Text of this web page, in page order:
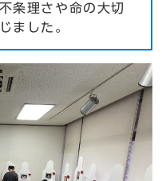
条理さや命の大切
ました。